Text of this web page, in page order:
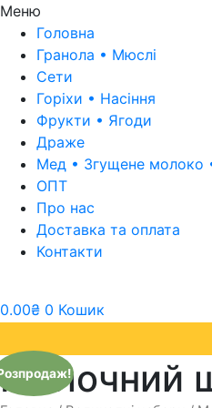
Меню
Головна
Гранола • Мюслі
Сети
Горіхи • Насіння​
Фрукти • Ягоди
Драже
Мед • Згущене молоко
ОПТ
Про нас
Доставка та оплата
Контакти
0.00₴ 0 Кошик
Молочний